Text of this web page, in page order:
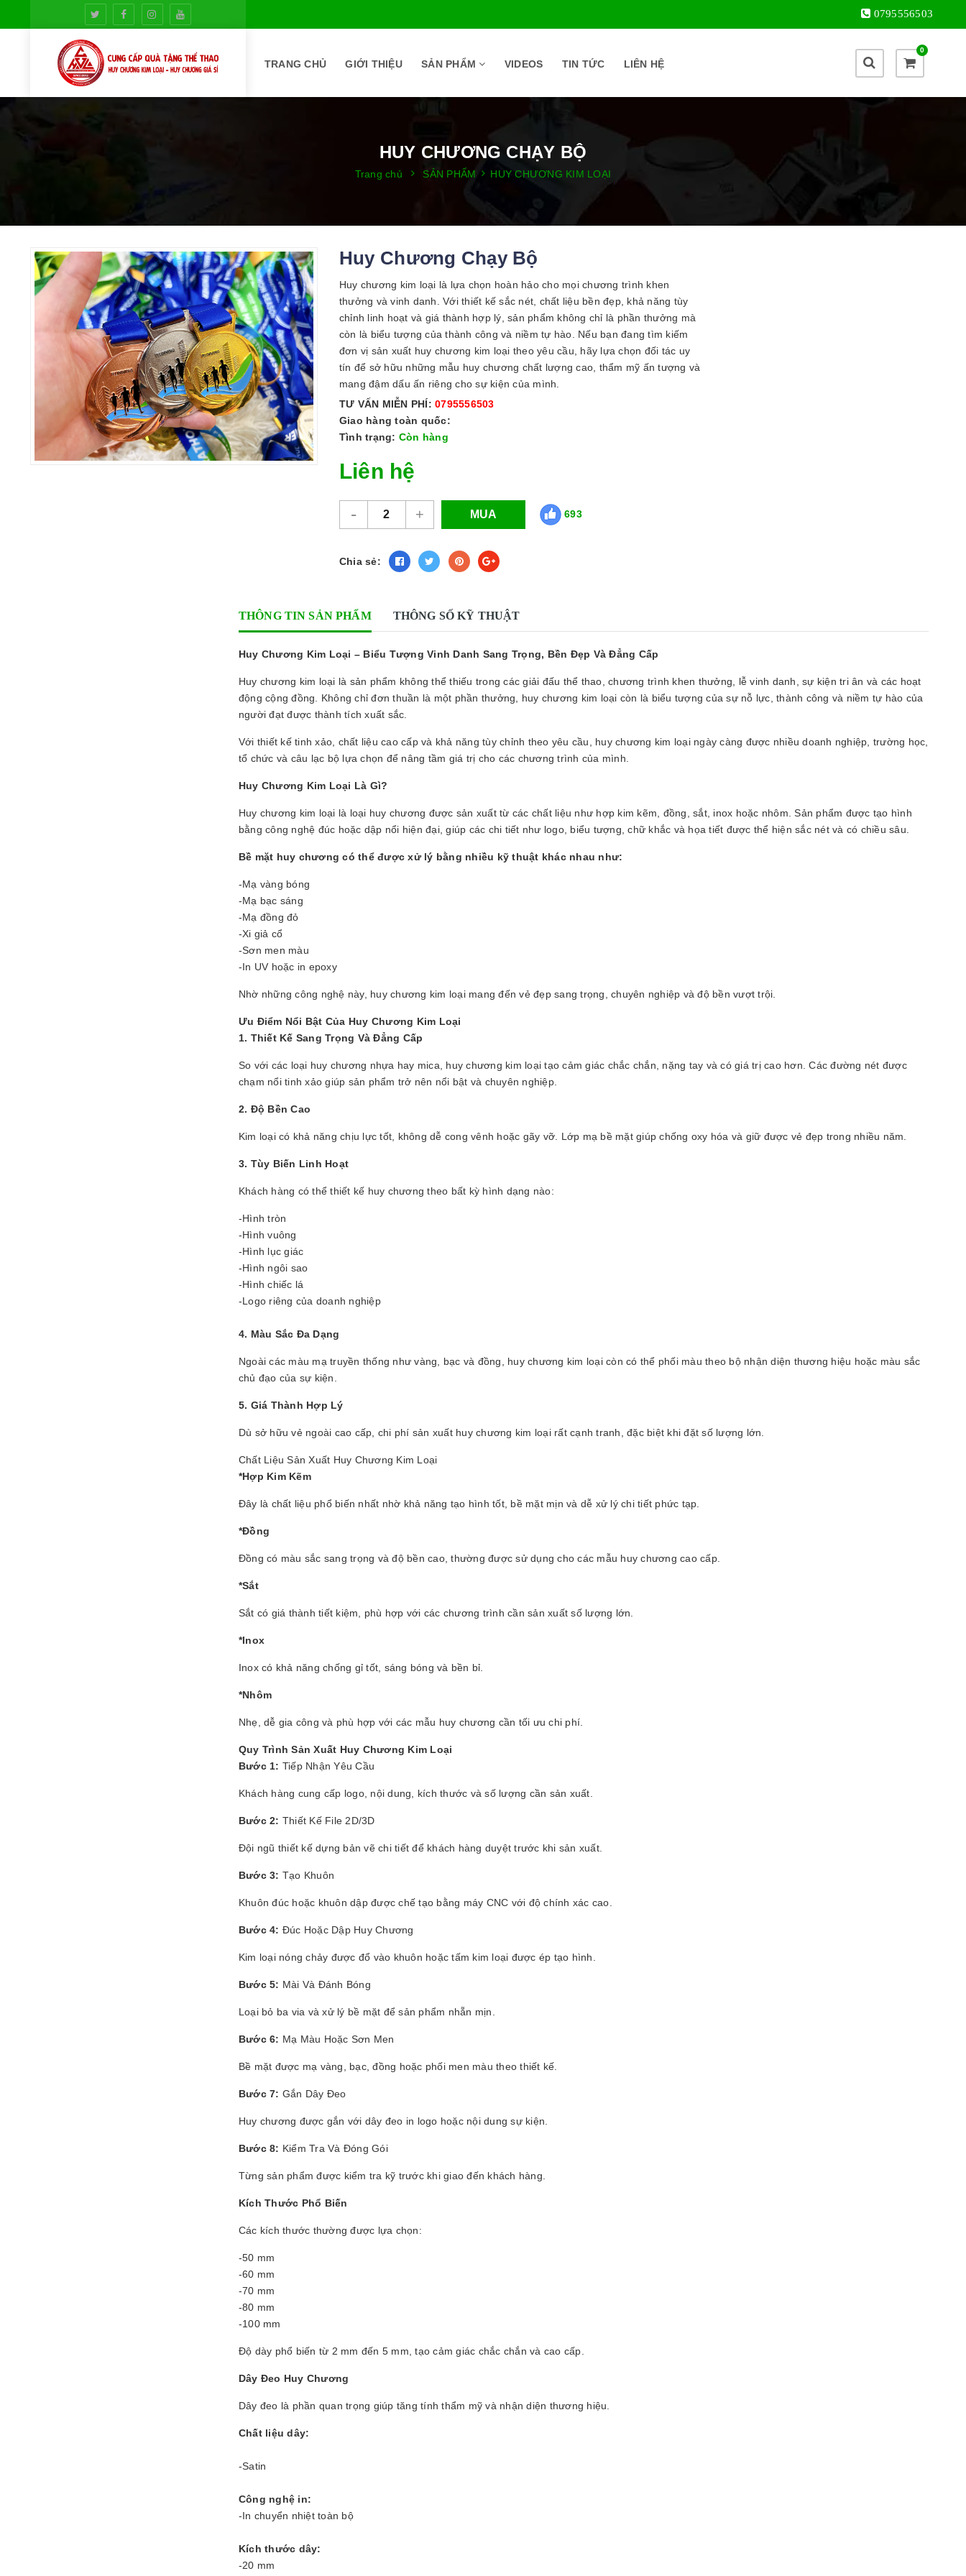
0795556503
TRANG CHỦ GIỚI THIỆU SẢN PHẨM VIDEOS TIN TỨC LIÊN HỆ
0
HUY CHƯƠNG CHẠY BỘ
Trang chủ SẢN PHẨM HUY CHƯƠNG KIM LOẠI
Huy Chương Chạy Bộ
Huy chương kim loại là lựa chọn hoàn hảo cho mọi chương trình khen
thưởng và vinh danh. Với thiết kế sắc nét, chất liệu bền đẹp, khả năng tùy
chỉnh linh hoạt và giá thành hợp lý, sản phẩm không chỉ là phần thưởng mà
còn là biểu tượng của thành công và niềm tự hào. Nếu bạn đang tìm kiếm
đơn vị sản xuất huy chương kim loại theo yêu cầu, hãy lựa chọn đối tác uy
tín để sở hữu những mẫu huy chương chất lượng cao, thẩm mỹ ấn tượng và
mang đậm dấu ấn riêng cho sự kiện của mình.
TƯ VẤN MIỄN PHÍ: 0795556503
Giao hàng toàn quốc:
Tình trạng: Còn hàng
Liên hệ
- + 693
Chia sẻ:
THÔNG TIN SẢN PHẨM THÔNG SỐ KỸ THUẬT
Huy Chương Kim Loại – Biểu Tượng Vinh Danh Sang Trọng, Bền Đẹp Và Đẳng Cấp
Huy chương kim loại là sản phẩm không thể thiếu trong các giải đấu thể thao, chương trình khen thưởng, lễ vinh danh, sự kiện tri ân và các hoạt
động cộng đồng. Không chỉ đơn thuần là một phần thưởng, huy chương kim loại còn là biểu tượng của sự nỗ lực, thành công và niềm tự hào của
người đạt được thành tích xuất sắc.
Với thiết kế tinh xảo, chất liệu cao cấp và khả năng tùy chỉnh theo yêu cầu, huy chương kim loại ngày càng được nhiều doanh nghiệp, trường học,
tổ chức và câu lạc bộ lựa chọn để nâng tầm giá trị cho các chương trình của mình.
Huy Chương Kim Loại Là Gì?
Huy chương kim loại là loại huy chương được sản xuất từ các chất liệu như hợp kim kẽm, đồng, sắt, inox hoặc nhôm. Sản phẩm được tạo hình
bằng công nghệ đúc hoặc dập nổi hiện đại, giúp các chi tiết như logo, biểu tượng, chữ khắc và họa tiết được thể hiện sắc nét và có chiều sâu.
Bề mặt huy chương có thể được xử lý bằng nhiều kỹ thuật khác nhau như:
-Mạ vàng bóng
-Mạ bạc sáng
-Mạ đồng đỏ
-Xi giả cổ
-Sơn men màu
-In UV hoặc in epoxy
Nhờ những công nghệ này, huy chương kim loại mang đến vẻ đẹp sang trọng, chuyên nghiệp và độ bền vượt trội.
Ưu Điểm Nổi Bật Của Huy Chương Kim Loại
1. Thiết Kế Sang Trọng Và Đẳng Cấp
So với các loại huy chương nhựa hay mica, huy chương kim loại tạo cảm giác chắc chắn, nặng tay và có giá trị cao hơn. Các đường nét được
chạm nổi tinh xảo giúp sản phẩm trở nên nổi bật và chuyên nghiệp.
2. Độ Bền Cao
Kim loại có khả năng chịu lực tốt, không dễ cong vênh hoặc gãy vỡ. Lớp mạ bề mặt giúp chống oxy hóa và giữ được vẻ đẹp trong nhiều năm.
3. Tùy Biến Linh Hoạt
Khách hàng có thể thiết kế huy chương theo bất kỳ hình dạng nào:
-Hình tròn
-Hình vuông
-Hình lục giác
-Hình ngôi sao
-Hình chiếc lá
-Logo riêng của doanh nghiệp
4. Màu Sắc Đa Dạng
Ngoài các màu mạ truyền thống như vàng, bạc và đồng, huy chương kim loại còn có thể phối màu theo bộ nhận diện thương hiệu hoặc màu sắc
chủ đạo của sự kiện.
5. Giá Thành Hợp Lý
Dù sở hữu vẻ ngoài cao cấp, chi phí sản xuất huy chương kim loại rất cạnh tranh, đặc biệt khi đặt số lượng lớn.
Chất Liệu Sản Xuất Huy Chương Kim Loại
*Hợp Kim Kẽm
Đây là chất liệu phổ biến nhất nhờ khả năng tạo hình tốt, bề mặt mịn và dễ xử lý chi tiết phức tạp.
*Đồng
Đồng có màu sắc sang trọng và độ bền cao, thường được sử dụng cho các mẫu huy chương cao cấp.
*Sắt
Sắt có giá thành tiết kiệm, phù hợp với các chương trình cần sản xuất số lượng lớn.
*Inox
Inox có khả năng chống gỉ tốt, sáng bóng và bền bỉ.
*Nhôm
Nhẹ, dễ gia công và phù hợp với các mẫu huy chương cần tối ưu chi phí.
Quy Trình Sản Xuất Huy Chương Kim Loại
Bước 1: Tiếp Nhận Yêu Cầu
Khách hàng cung cấp logo, nội dung, kích thước và số lượng cần sản xuất.
Bước 2: Thiết Kế File 2D/3D
Đội ngũ thiết kế dựng bản vẽ chi tiết để khách hàng duyệt trước khi sản xuất.
Bước 3: Tạo Khuôn
Khuôn đúc hoặc khuôn dập được chế tạo bằng máy CNC với độ chính xác cao.
Bước 4: Đúc Hoặc Dập Huy Chương
Kim loại nóng chảy được đổ vào khuôn hoặc tấm kim loại được ép tạo hình.
Bước 5: Mài Và Đánh Bóng
Loại bỏ ba via và xử lý bề mặt để sản phẩm nhẵn mịn.
Bước 6: Mạ Màu Hoặc Sơn Men
Bề mặt được mạ vàng, bạc, đồng hoặc phối men màu theo thiết kế.
Bước 7: Gắn Dây Đeo
Huy chương được gắn với dây đeo in logo hoặc nội dung sự kiện.
Bước 8: Kiểm Tra Và Đóng Gói
Từng sản phẩm được kiểm tra kỹ trước khi giao đến khách hàng.
Kích Thước Phổ Biến
Các kích thước thường được lựa chọn:
-50 mm
-60 mm
-70 mm
-80 mm
-100 mm
Độ dày phổ biến từ 2 mm đến 5 mm, tạo cảm giác chắc chắn và cao cấp.
Dây Đeo Huy Chương
Dây đeo là phần quan trọng giúp tăng tính thẩm mỹ và nhận diện thương hiệu.
Chất liệu dây:
-Satin
Công nghệ in:
-In chuyển nhiệt toàn bộ
Kích thước dây:
-20 mm